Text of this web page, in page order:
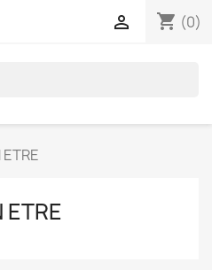
shopping_cart (0)

ETRE